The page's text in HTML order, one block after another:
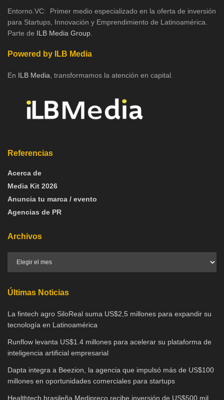
Entorno.VC: Primer medio especializado en la oferta de inversión
para Startups, Innovación y Emprendimiento de Latinoamérica.
Parte de ILB Media Group
Powered by ILB Media
En ILB Media , transformamos la atención en capital.
Referencias
Acerca de
Media Kit 2026
Anuncia tu marca / evento
Agencias de PR
Archivos
Últimas Noticias
La fintech agro SiloReal suma US$2,5 millones para expandir su
tecnología en Latinoamérica
Runflow levanta US$1.4 millones para acelerar su plataforma de
inteligencia artificial empresarial
Dapta integra a Beezion, la agencia que impulsó más de US$100
millones en oportunidades comerciales para startups
Healthtech brasileña Medipreço recibe inversión de US$500 mil